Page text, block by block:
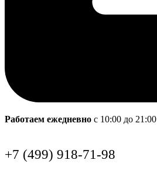
Работаем ежедневно с 10:00 до 21:00
+7 (499) 918-71-98